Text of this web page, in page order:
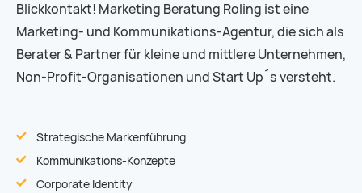
Blickkontakt! Marketing Beratung Roling ist eine
Marketing- und Kommunikations-Agentur, die sich als
Berater & Partner für kleine und mittlere Unternehmen,
Non-Profit-Organisationen und Start Up´s versteht.
Strategische Markenführung
Kommunikations-Konzepte
Corporate Identity